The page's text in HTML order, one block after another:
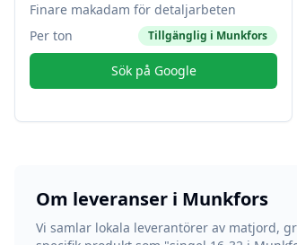
Finare makadam för detaljarbeten
Per ton
Tillgänglig i Munkfors
Sök på Google
Om leveranser i Munkfors
Vi samlar lokala leverantörer av matjord,